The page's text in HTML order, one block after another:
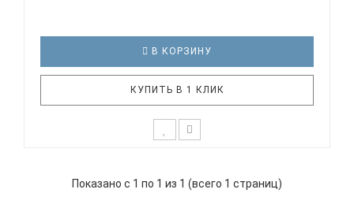
В КОРЗИНУ
КУПИТЬ В 1 КЛИК
составе набора. В набор входит: 1. пособие
Показано с 1 по 1 из 1 (всего 1 страниц)